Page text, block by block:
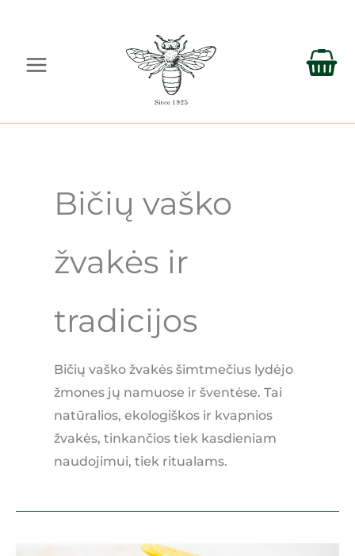
turinio
Bičių vaško
žvakės ir
tradicijos
Bičių vaško žvakės šimtmečius lydėjo
žmones jų namuose ir šventėse. Tai
natūralios, ekologiškos ir kvapnios
žvakės, tinkančios tiek kasdieniam
naudojimui, tiek ritualams.